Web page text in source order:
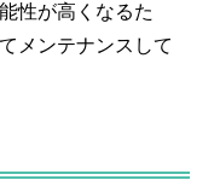
性が高くなるた
メンテナンスして